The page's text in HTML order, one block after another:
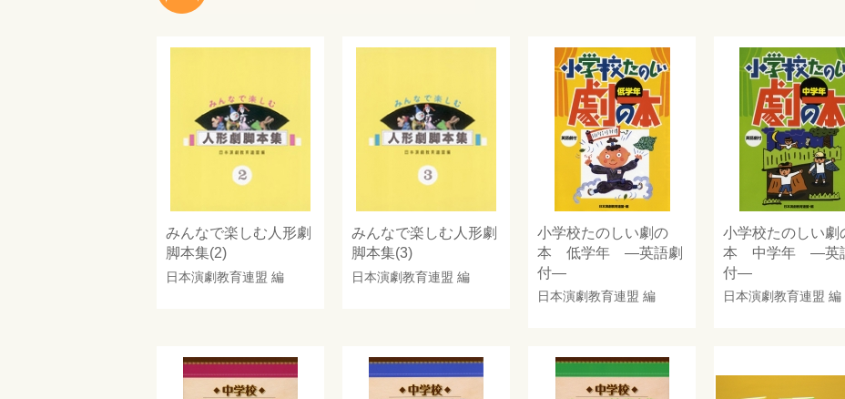
みんなで楽しむ人形劇
脚本集(2)
日本演劇教育連盟 編
みんなで楽しむ人形劇
脚本集(3)
日本演劇教育連盟 編
小学校たのしい劇の
本 低学年 ―英語劇
付―
日本演劇教育連盟 編
小学校たのしい劇
本 中学年 ―英
付―
日本演劇教育連盟 編